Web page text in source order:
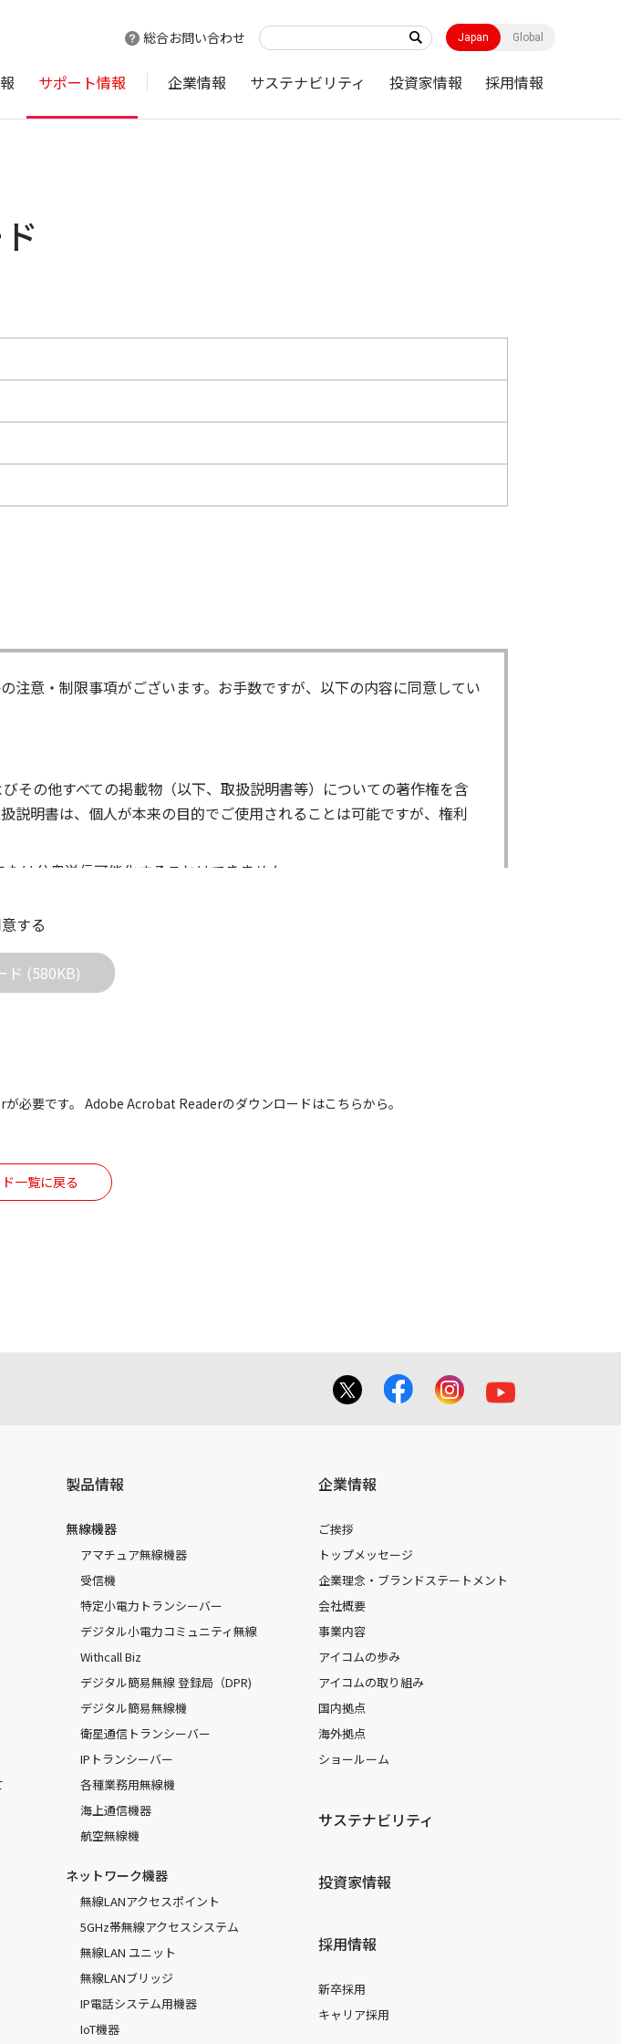
総合お問い合わせ Japan Global
サポート情報 企業情報 サステナビリティ 投資家情報 採用情報
意・制限事項がございます。お手数ですが、以下の内容に同意してい
その他すべての掲載物（以下、取扱説明書等）についての著作権を含
説明書は、個人が本来の目的でご使用されることは可能ですが、権利
は公衆送信可能化することはできません。
動に使用することは、いかなる場合であっても出来ません。
ータ等に付いての転用は一切出来ません。
いて、法律、仕様、住所、電話番号などは、現在のものと異なるもの
ください。
あります。本サイトに掲載されている取扱説明書の内容は、お手持ち
梱されている取扱説明書の内容とは異なる場合がございますのでご了
する
ド (580KB)
必要です。 Adobe Acrobat Readerのダウンロードはこちらから。
一覧に戻る
製品情報
無線機器
アマチュア無線機器
受信機
特定小電力トランシーバー
デジタル小電力コミュニティ無線
Withcall Biz
デジタル簡易無線 登録局（DPR)
デジタル簡易無線機
衛星通信トランシーバー
IPトランシーバー
各種業務用無線機
海上通信機器
航空無線機
ネットワーク機器
無線LANアクセスポイント
5GHz帯無線アクセスシステム
無線LAN ユニット
無線LANブリッジ
IP電話システム用機器
IoT機器
企業情報
ご挨拶
トップメッセージ
企業理念・ブランドステートメント
会社概要
事業内容
アイコムの歩み
アイコムの取り組み
国内拠点
海外拠点
ショールーム
サステナビリティ
投資家情報
採用情報
新卒採用
キャリア採用